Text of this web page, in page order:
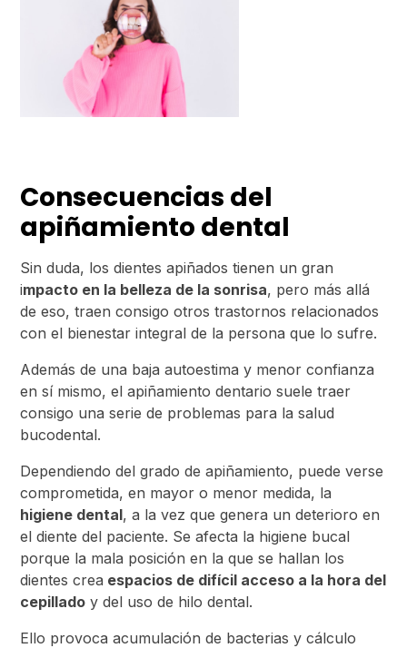
Consecuencias del
apiñamiento dental
Sin duda, los dientes apiñados tienen un gran
impacto en la belleza de la sonrisa, pero más allá
de eso, traen consigo otros trastornos relacionados
con el bienestar integral de la persona que lo sufre.
Además de una baja autoestima y menor confianza
en sí mismo, el apiñamiento dentario suele traer
consigo una serie de problemas para la salud
bucodental.
Dependiendo del grado de apiñamiento, puede verse
comprometida, en mayor o menor medida, la
higiene dental, a la vez que genera un deterioro en
el diente del paciente. Se afecta la higiene bucal
porque la mala posición en la que se hallan los
dientes crea espacios de difícil acceso a la hora del
cepillado y del uso de hilo dental.
Ello provoca acumulación de bacterias y cálculo